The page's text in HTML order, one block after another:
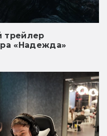
трейлер
«Надежда»